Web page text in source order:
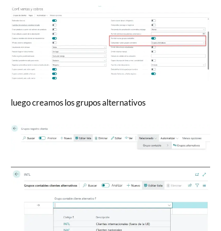
luego creamos los grupos alternativos